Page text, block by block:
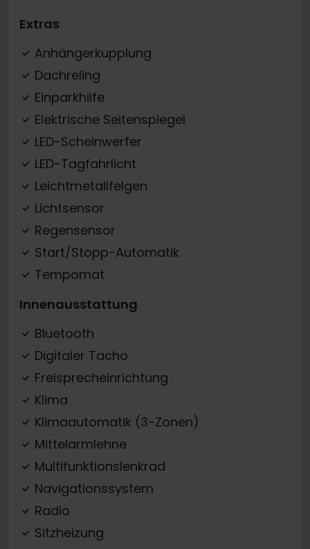
Extras
Anhängerkupplung
Dachreling
Einparkhilfe
Elektrische Seitenspiegel
LED-Scheinwerfer
LED-Tagfahrlicht
Leichtmetallfelgen
Lichtsensor
Regensensor
Start/Stopp-Automatik
Tempomat
Innenausstattung
Bluetooth
Digitaler Tacho
Freisprecheinrichtung
Klima
Klimaautomatik (3-Zonen)
Mittelarmlehne
Multifunktionslenkrad
Navigationssystem
Radio
Sitzheizung